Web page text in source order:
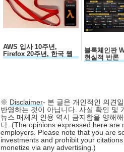
AWS 입사 10주년,
Firefox 20주년, 한국 웹
30주년...
블록체인판
현실적 반론
※ Disclaimer- 본 글은 개인적인 의견
반영하는 것이 아닙니다. 사실 확인 및
뉴스 매체의 인용 역시 금지함을 양해
다. (The opinions expressed here
employers. Please note that you are
investments and prohibit your
monetize via any advertising.)